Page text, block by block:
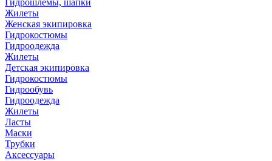
Гидрошлемы, шапки
Жилеты
Женская экипировка
Гидрокостюмы
Гидроодежда
Жилеты
Детская экипировка
Гидрокостюмы
Гидрообувь
Гидроодежда
Жилеты
Ласты
Маски
Трубки
Аксессуары